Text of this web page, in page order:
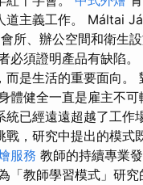
道主義工作。 Máltai
、辦公空間和衛生
必須證明產品有缺陷
是生活的重要面向。
健全一直是雇主不可
已經遠遠超越了工作
，研究中提出的模式
服務 教師的持續專業
「教師學習模式」研